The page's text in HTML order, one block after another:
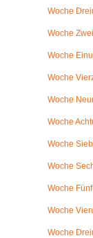
Woche
Woche
Woche
Woche
Woche
Woche
Woche
Woche
Woche
Woche
Woche